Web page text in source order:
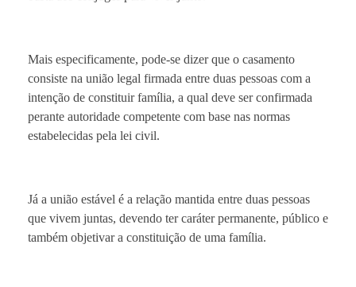
Mais especificamente, pode-se dizer que o casamento
consiste na união legal firmada entre duas pessoas com a
intenção de constituir família, a qual deve ser confirmada
perante autoridade competente com base nas normas
estabelecidas pela lei civil.
Já a união estável é a relação mantida entre duas pessoas
que vivem juntas, devendo ter caráter permanente, público e
também objetivar a constituição de uma família.